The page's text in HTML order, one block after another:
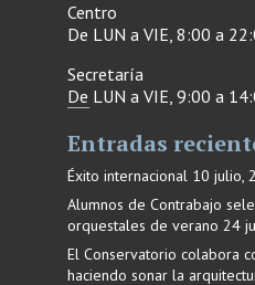
Centro
De LUN a VIE, 8:00 a
Secretaría
De LUN a VIE, 9:00 a
Entradas
Éxito internacional 10 julio,
Alumnos de Contrabajo
orquestales de verano 24
El Conservatorio colabora
haciendo sonar la